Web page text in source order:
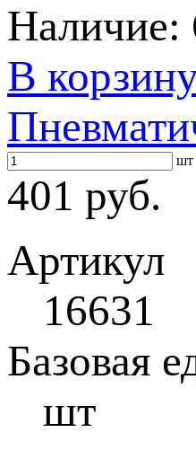
Наличие:
В
шт
401 руб.
Артикул
16631
Базовая
шт